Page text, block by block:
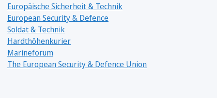
Europäische Sicherheit & Technik
European Security & Defence
Soldat & Technik
Hardthöhenkurier
Marineforum
The European Security & Defence Union